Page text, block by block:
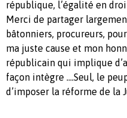
république, l’égalité en
Merci de partager
bâtonniers, procureurs,
ma juste cause et mon
républicain qui implique
façon intègre ....Seul, le
d’imposer la réforme de la